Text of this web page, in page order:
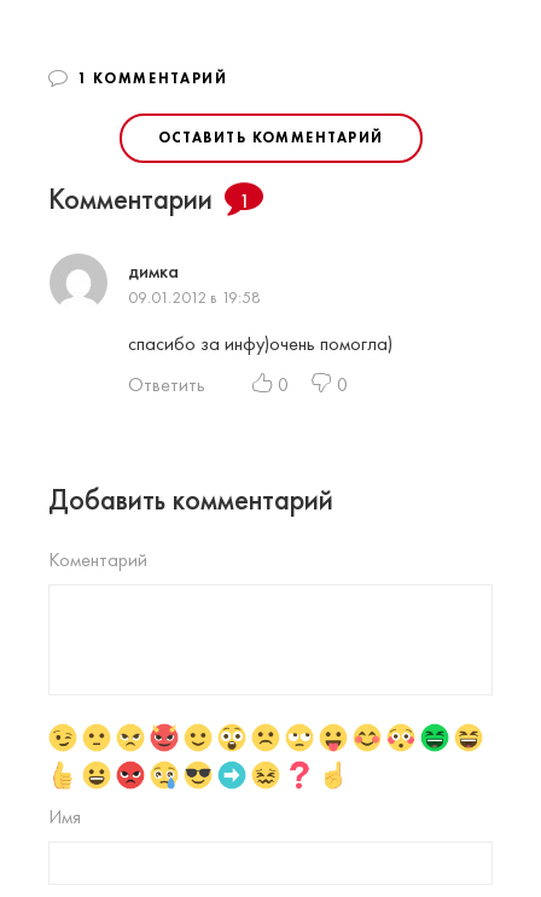
1 КОММЕНТАРИЙ
ОСТАВИТЬ КОММЕНТАРИЙ
Комментарии 1
димка
09.01.2012 в 19:58
спасибо за инфу)очень помогла)
Ответить
0 0
Добавить комментарий
Коментарий
Имя